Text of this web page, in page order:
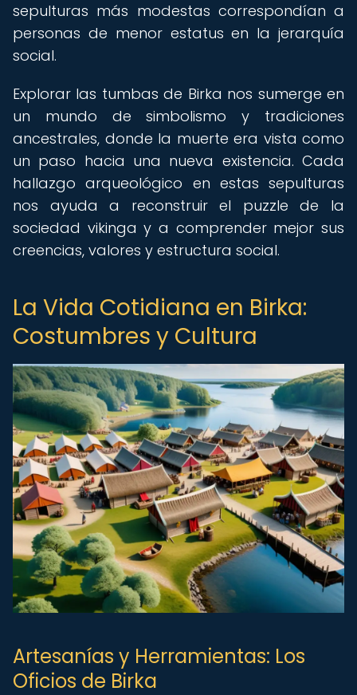
sepulturas más modestas correspondían a
personas de menor estatus en la jerarquía
social.
Explorar las tumbas de Birka nos sumerge en
un mundo de simbolismo y tradiciones
ancestrales, donde la muerte era vista como
un paso hacia una nueva existencia. Cada
hallazgo arqueológico en estas sepulturas
nos ayuda a reconstruir el puzzle de la
sociedad vikinga y a comprender mejor sus
creencias, valores y estructura social.
La Vida Cotidiana en Birka:
Costumbres y Cultura
Artesanías y Herramientas: Los
Oficios de Birka